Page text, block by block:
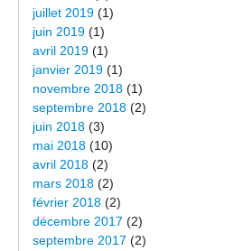
juillet 2019 (1)
juin 2019 (1)
avril 2019 (1)
janvier 2019 (1)
novembre 2018 (1)
septembre 2018 (2)
juin 2018 (3)
mai 2018 (10)
avril 2018 (2)
mars 2018 (2)
février 2018 (2)
décembre 2017 (2)
septembre 2017 (2)